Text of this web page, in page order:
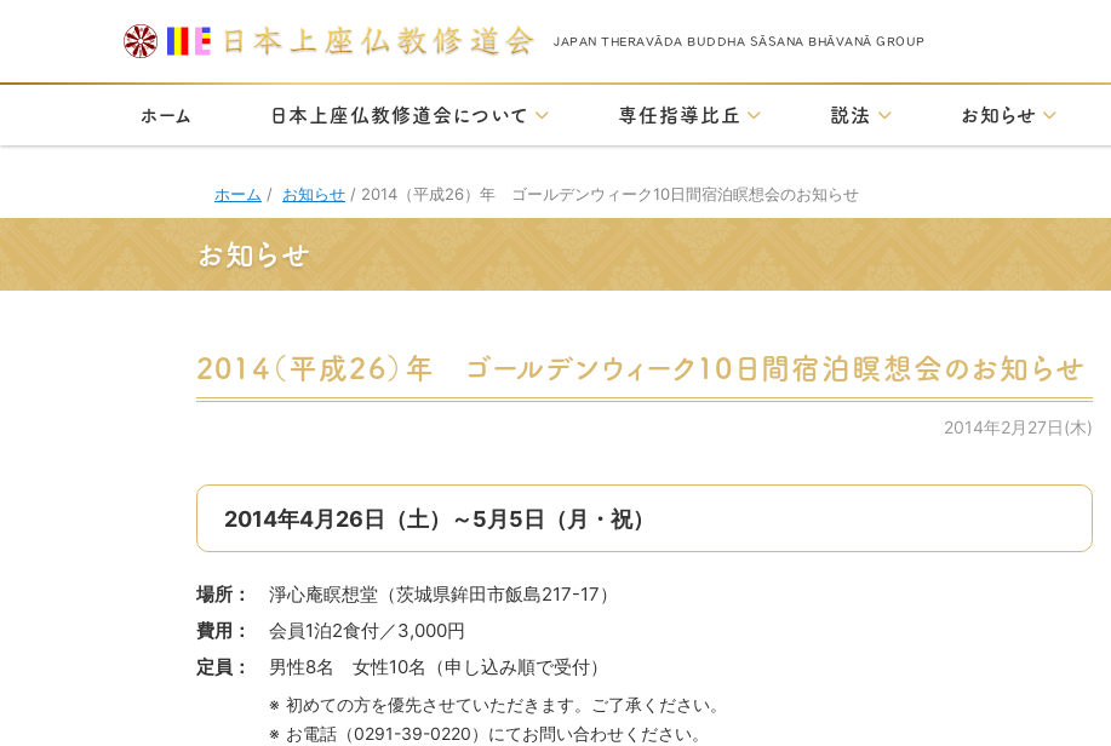
JAPAN THERAVĀDA BUDDHA SĀSANA BHĀVANĀ GROUP
ホーム 日本上座仏教修道会について 専任指導比丘 説法 お知らせ
ホーム / お知らせ / 2014（平成26）年 ゴールデンウィーク10日間宿泊瞑想会のお知らせ
お知らせ
2014（平成26）年 ゴールデンウィーク10日間宿泊瞑想会のお知らせ
2014年2月27日(木)
2014年4月26日（土）～5月5日（月・祝）
場所：
淨心庵瞑想堂（茨城県鉾田市飯島217-17）
費用：
会員1泊2食付／3,000円
定員：
男性8名 女性10名（申し込み順で受付）
初めての方を優先させていただきます。ご了承ください。
お電話（0291-39-0220）にてお問い合わせください。